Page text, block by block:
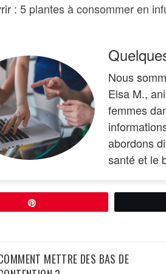
: 5 plantes à consommer en
Nous
Elsa M.,
femmes
abordons
santé et le
METTRE DES BAS DE